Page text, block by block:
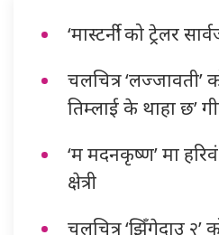
‘मास्टर्नी’ को ट्रेलर
चलचित्र ‘लज्जावती’
तिम्लाई के थाहा छ’
‘म मदनकृष्ण’ मा
क्षेत्री
चलचित्र ‘झिँगेदाउ